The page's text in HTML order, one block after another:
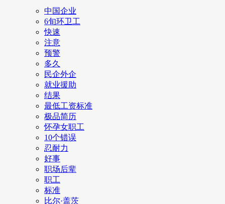
中国企业
6旬环卫工
快速
注意
预警
多久
民企外企
就业援助
结果
最低工资标准
极品简历
怀孕女职工
10个错误
忍耐力
好事
职场后辈
职工
标准
比尔·盖茨